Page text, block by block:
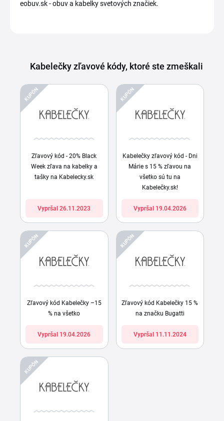
eobuv.sk - obuv a kabelky svetových značiek.
Kabelečky zľavové kódy, ktoré ste zmeškali
KUPÓN
Zľavový kód - 20% Black
Week zľava na kabelky a
tašky na Kabelecky.sk
Vypršal 26.11.2023
KUPÓN
Kabelečky zľavový kód - Dni
Márie s 15 % zľavou na
všetko sú tu na
Kabelečky.sk!
Vypršal 19.04.2026
KUPÓN
Zľavový kód Kabelečky –15
% na všetko
Vypršal 19.04.2026
KUPÓN
Zľavový kód Kabelečky 15 %
na značku Bugatti
Vypršal 11.11.2024
KUPÓN